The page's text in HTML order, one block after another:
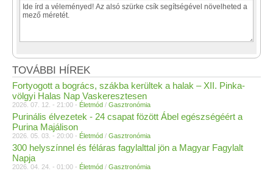
TOVÁBBI HÍREK
Fortyogott a bogrács, szákba kerültek a halak – XII. Pinka-
völgyi Halas Nap Vaskeresztesen
2026. 07. 12. - 21:00 - Életmód / Gasztronómia
Purinális élvezetek - 24 csapat fözött Ábel egészségéért a
Purina Majálison
2026. 05. 03. - 20:00 - Életmód / Gasztronómia
300 helyszínnel és féláras fagylalttal jön a Magyar Fagylalt
Napja
2026. 04. 24. - 01:00 - Életmód / Gasztronómia